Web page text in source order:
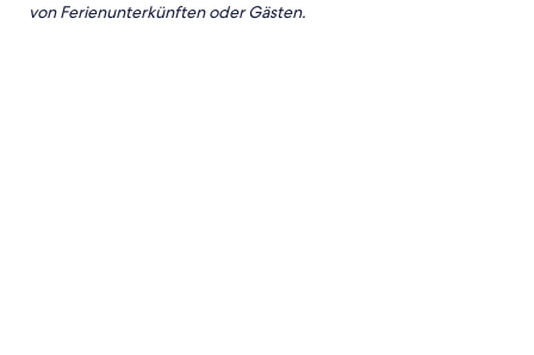
von Ferienunterkünften oder Gästen.